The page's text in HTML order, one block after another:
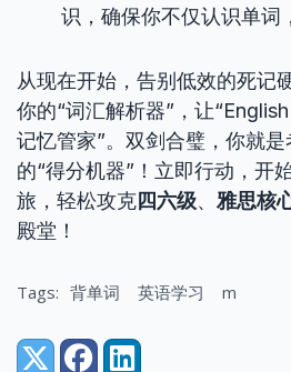
识，确保你不仅认识单词
从现在开始，告别低效的死记
你的“词汇解析器”，让
记忆管家”。双剑合璧，你就
的“得分机器”！立即行动，开
旅，轻松攻克四六级、 雅思核
殿堂！
Tags: 背单词 英语学习 m
Share: